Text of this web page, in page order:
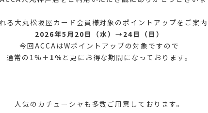
る大丸松坂屋カード会員様対象のポイントアップをご案
2026年5月20日（水）→24日（日）
今回ACCAはWポイントアップの対象ですので
通常の1% ＋1% と更にお得な期間になっております。
人気のカチューシャも多数ご用意しております。